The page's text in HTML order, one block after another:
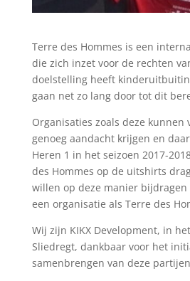
Terre des Hommes is een
die zich inzet voor de rechten
doelstelling heeft
gaan net zo lang door tot dit
Organisaties zoals deze kunnen
genoeg aandacht krijgen en
Heren 1 in het seizoen 2017-
des Hommes op de uitshirts
willen op deze manier bijdragen
een organisatie als Terre des
Wij zijn KIKX Development, in
Sliedregt, dankbaar voor het
samenbrengen van deze